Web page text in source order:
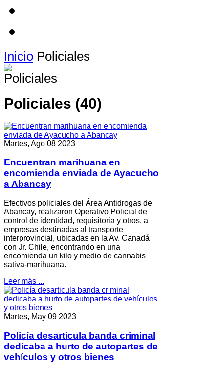
Inicio Policiales
Policiales (40)
Martes, Ago 08 2023
Encuentran marihuana en
encomienda enviada de Ayacucho
a Abancay
Efectivos policiales del Área Antidrogas de
Abancay, realizaron Operativo Policial de
control de identidad, requisitoria y otros, a
empresas destinadas al transporte
interprovincial, ubicadas en la Av. Canadá
con Jr. Chile, encontrando en una
encomienda un kilo y medio de cannabis
sativa-marihuana.
Leer más ...
Martes, May 09 2023
Policía desarticula banda criminal
dedicaba a hurto de autopartes de
vehículos y otros bienes